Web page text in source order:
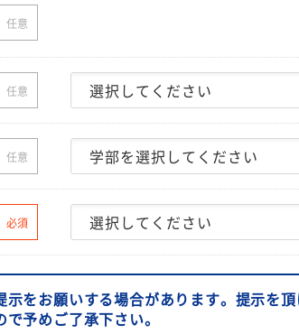
任意
任意
任意
必須
示をお願いする場合があります。提示を
予めご了承下さい。